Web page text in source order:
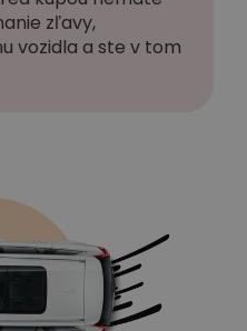
zľavy,
vozidla a ste v tom